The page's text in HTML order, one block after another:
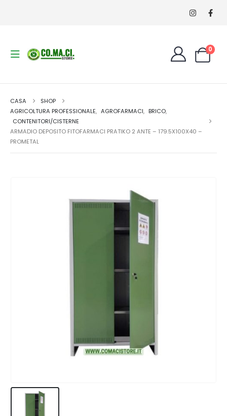
0
CASA
SHOP
AGRICOLTURA PROFESSIONALE, AGROFARMACI, BRICO,
CONTENITORI/CISTERNE
ARMADIO DEPOSITO FITOFARMACI PRATIKO 2 ANTE – 179.5X100X40 –
PROMETAL